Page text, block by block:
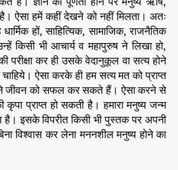
है। ऐसा हमें कहीं देखने को नहीं मिलता। अतः
हों, साहित्यिक, सामाजिक, राजनैतिक
किसी भी आचार्य व महापुरुष ने लिखा हो,
परीक्षा कर ही उसके वेदानुकूल वा सत्य होने
चाहिये। ऐसा करके ही हम सत्य मत को प्राप्त
जीवन को सफल कर सकते हैं। ऐसा करने से
कृपा प्राप्त हो सकती है। हमारा मनुष्य जन्म
इसके विपरीत किसी भी पुस्तक पर अपनी
विश्वास कर लेना मननशील मनुष्य होने का